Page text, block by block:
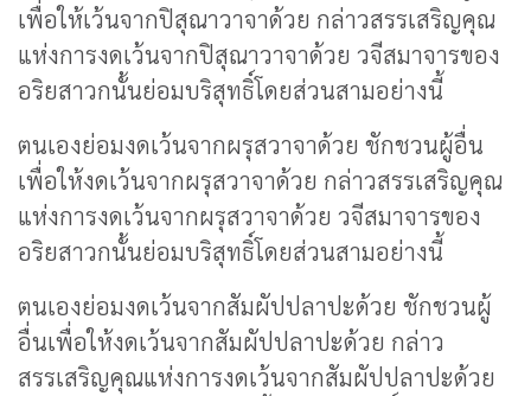
เพื่อให้เว้นจากปิสุณาวาจาด้วย กล่าวสรรเสริญคุณ
แห่งการงดเว้นจากปิสุณาวาจาด้วย วจีสมาจารของ
อริยสาวกนั้นย่อมบริสุทธิ์โดยส่วนสามอย่างนี้
ตนเองย่อมงดเว้นจากผรุสวาจาด้วย ชักชวนผู้อื่น
เพื่อให้งดเว้นจากผรุสวาจาด้วย กล่าวสรรเสริญคุณ
แห่งการงดเว้นจากผรุสวาจาด้วย วจีสมาจารของ
อริยสาวกนั้นย่อมบริสุทธิ์โดยส่วนสามอย่างนี้
ตนเองย่อมงดเว้นจากสัมผัปปลาปะด้วย ชักชวนผู้
อื่นเพื่อให้งดเว้นจากสัมผัปปลาปะด้วย กล่าว
สรรเสริญคุณแห่งการงดเว้นจากสัมผัปปลาปะด้วย